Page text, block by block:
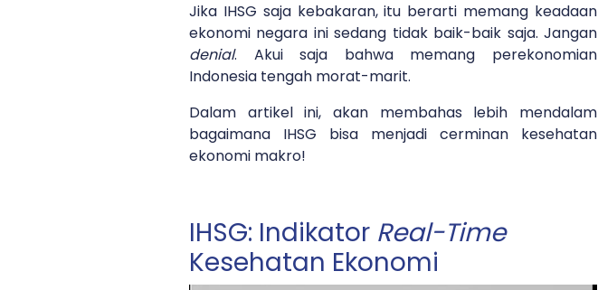
Jika IHSG saja kebakaran, itu berarti memang keadaan
ekonomi negara ini sedang tidak baik-baik saja. Jangan
denial. Akui saja bahwa memang perekonomian
Indonesia tengah morat-marit.
Dalam artikel ini, akan membahas lebih mendalam
bagaimana IHSG bisa menjadi cerminan kesehatan
ekonomi makro!
IHSG: Indikator Real-Time
Kesehatan Ekonomi